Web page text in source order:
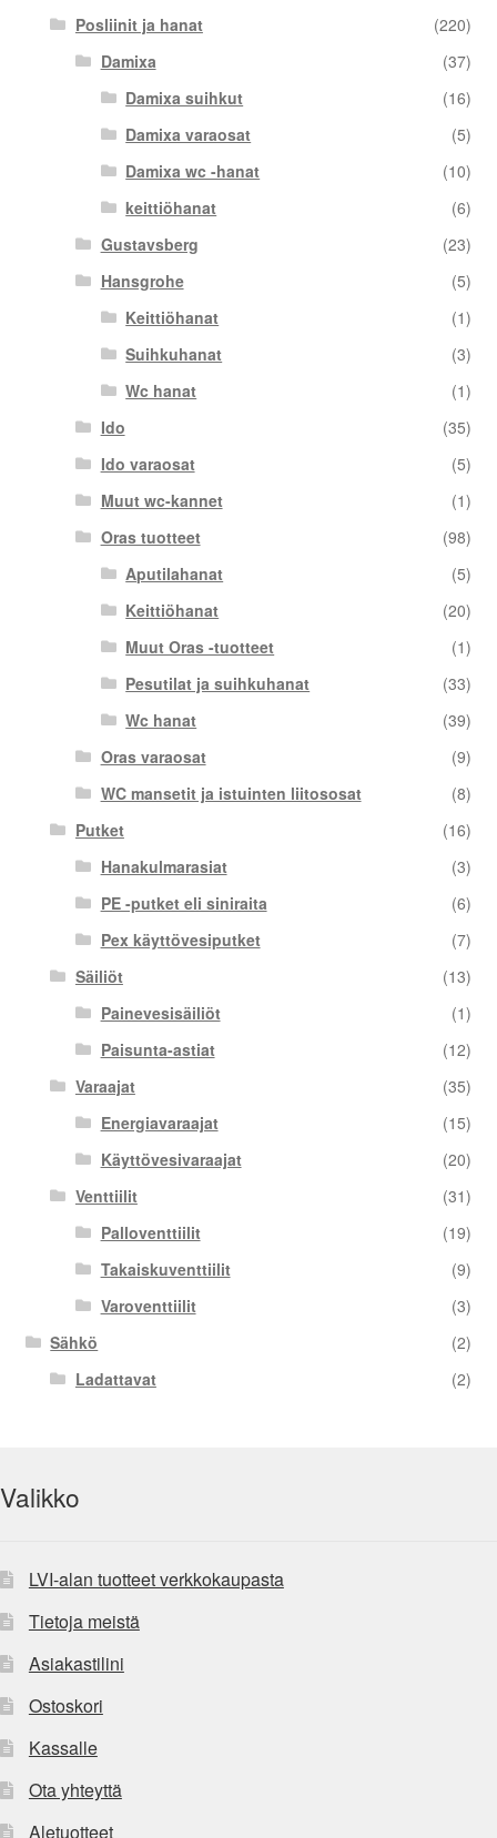
Posliinit ja hanat
(220)
Damixa
(37)
Damixa suihkut
(16)
Damixa varaosat
(5)
Damixa wc -hanat
(10)
keittiöhanat
(6)
Gustavsberg
(23)
Hansgrohe
(5)
Keittiöhanat
(1)
Suihkuhanat
(3)
Wc hanat
(1)
Ido
(35)
Ido varaosat
(5)
Muut wc-kannet
(1)
Oras tuotteet
(98)
Aputilahanat
(5)
Keittiöhanat
(20)
Muut Oras -tuotteet
(1)
Pesutilat ja suihkuhanat
(33)
Wc hanat
(39)
Oras varaosat
(9)
WC mansetit ja istuinten liitososat
(8)
Putket
(16)
Hanakulmarasiat
(3)
PE -putket eli siniraita
(6)
Pex käyttövesiputket
(7)
Säiliöt
(13)
Painevesisäiliöt
(1)
Paisunta-astiat
(12)
Varaajat
(35)
Energiavaraajat
(15)
Käyttövesivaraajat
(20)
Venttiilit
(31)
Palloventtiilit
(19)
Takaiskuventtiilit
(9)
Varoventtiilit
(3)
Sähkö
(2)
Ladattavat
(2)
Valikko
LVI-alan tuotteet verkkokaupasta
Tietoja meistä
Asiakastilini
Ostoskori
Kassalle
Ota yhteyttä
Aletuotteet